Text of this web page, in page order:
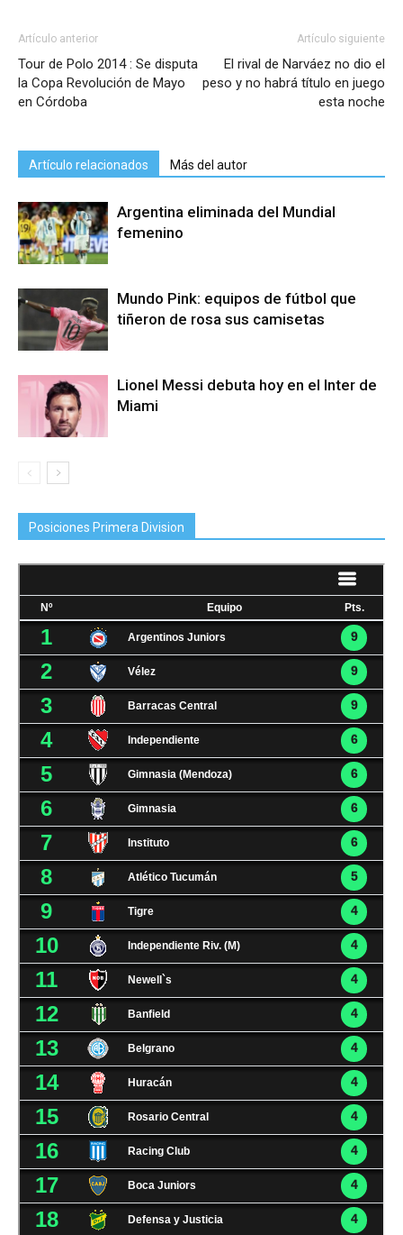
Artículo anterior
Tour de Polo 2014 : Se disputa
la Copa Revolución de Mayo
en Córdoba
Artículo siguiente
El rival de Narváez no dio el
peso y no habrá título en juego
esta noche
Artículo relacionados Más del autor
Argentina eliminada del Mundial
femenino
Mundo Pink: equipos de fútbol que
tiñeron de rosa sus camisetas
Lionel Messi debuta hoy en el Inter de
Miami
Posiciones Primera Division